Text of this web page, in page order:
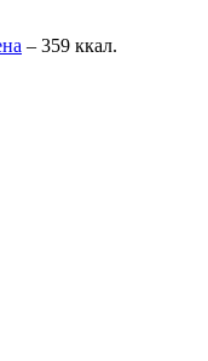
– 359 ккал.